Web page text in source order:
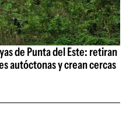
de Punta del Este: retiran
autóctonas y crean cercas